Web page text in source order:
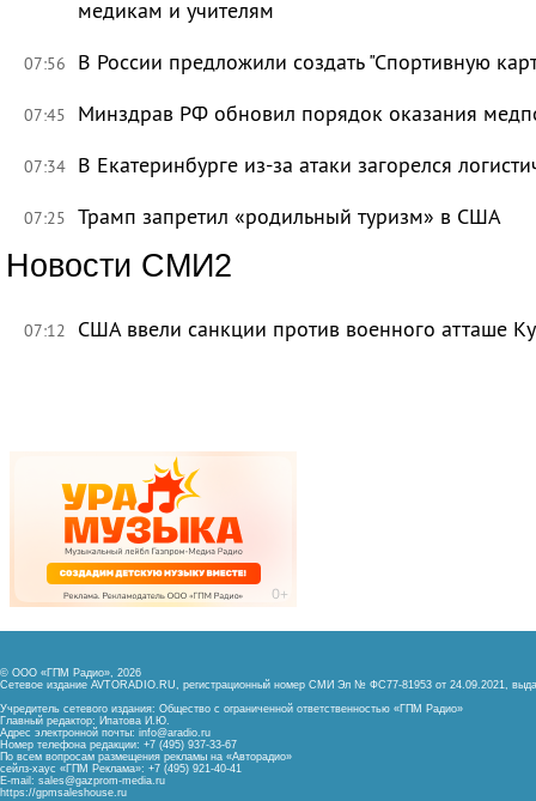
медикам и учителям
07:56 В России предложили создать "Спортивную
07:45 Минздрав РФ обновил порядок оказания
07:34 В Екатеринбурге из-за атаки загорелся
07:25 Трамп запретил «родильный туризм» в США
Новости СМИ2
07:12 США ввели санкции против военного атташе
© ООО «ГПМ Радио», 2026
Сетевое издание AVTORADIO.RU, регистрационный номер СМИ Эл № ФС77-81953 от 24.09.2021,
Учредитель сетевого издания: Общество с ограниченной ответственностью «ГПМ Радио»
Главный редактор: Ипатова И.Ю.
Адрес электронной почты: info@aradio.ru
Номер телефона редакции: +7 (495) 937-33-67
По всем вопросам размещения рекламы на «Авторадио»
сейлз-хаус «ГПМ Реклама»: +7 (495) 921-40-41
E-mail: sales@gazprom-media.ru
https://gpmsaleshouse.ru